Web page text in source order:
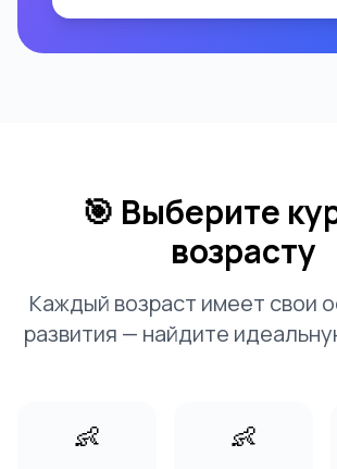
🎯 Выберите
возрасту
Каждый возраст имеет свои
развития — найдите
👶 👶